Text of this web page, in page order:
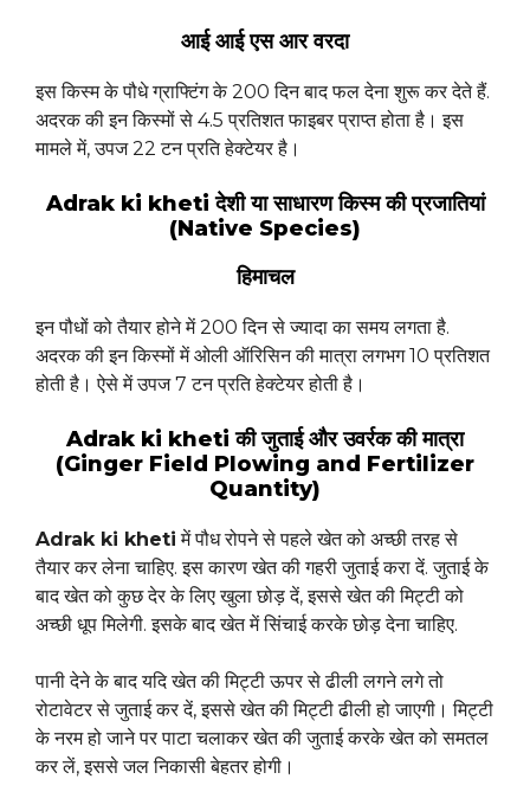
आई आई एस आर वरदा
इस किस्म के पौधे ग्राफ्टिंग के 200 दिन बाद फल देना शुरू कर देते हैं.
अदरक की इन किस्मों से 4.5 प्रतिशत फाइबर प्राप्त होता है। इस
मामले में, उपज 22 टन प्रति हेक्टेयर है।
Adrak ki kheti देशी या साधारण किस्म की प्रजातियां
(Native Species)
हिमाचल
इन पौधों को तैयार होने में 200 दिन से ज्यादा का समय लगता है.
अदरक की इन किस्मों में ओली ऑरिसिन की मात्रा लगभग 10 प्रतिशत
होती है। ऐसे में उपज 7 टन प्रति हेक्टेयर होती है।
Adrak ki kheti की जुताई और उवर्रक की मात्रा
(Ginger Field Plowing and Fertilizer
Quantity)
Adrak ki kheti में पौध रोपने से पहले खेत को अच्छी तरह से
तैयार कर लेना चाहिए. इस कारण खेत की गहरी जुताई करा दें. जुताई के
बाद खेत को कुछ देर के लिए खुला छोड़ दें, इससे खेत की मिट्टी को
अच्छी धूप मिलेगी. इसके बाद खेत में सिंचाई करके छोड़ देना चाहिए.
पानी देने के बाद यदि खेत की मिट्टी ऊपर से ढीली लगने लगे तो
रोटावेटर से जुताई कर दें, इससे खेत की मिट्टी ढीली हो जाएगी। मिट्टी
के नरम हो जाने पर पाटा चलाकर खेत की जुताई करके खेत को समतल
कर लें, इससे जल निकासी बेहतर होगी।